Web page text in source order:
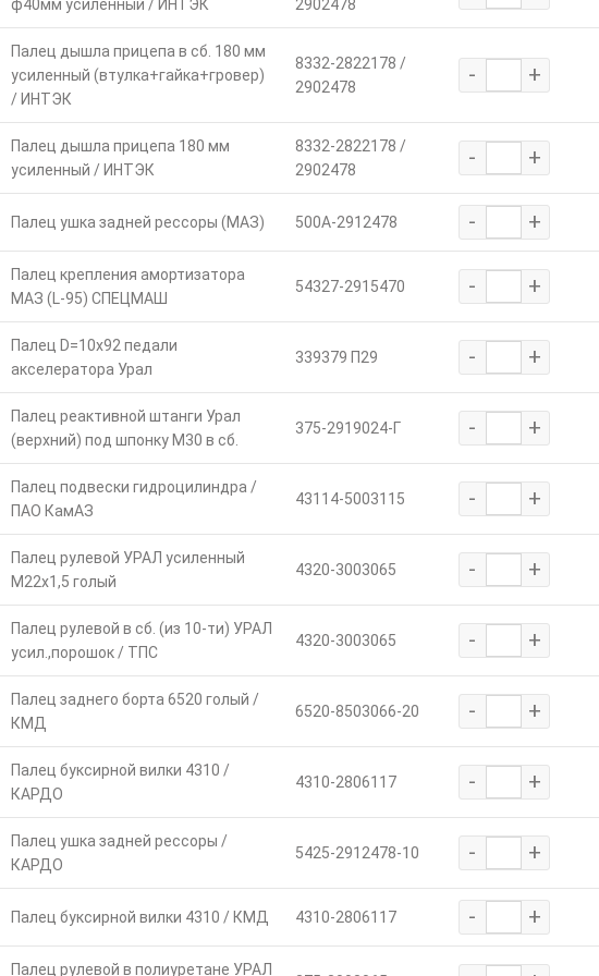
ф40мм усиленный / ИНТЭК 2902478
Палец дышла прицепа в сб. 180 мм
усиленный (втулка+гайка+гровер)
/ ИНТЭК
8332-2822178 /
2902478
- +
Палец дышла прицепа 180 мм
усиленный / ИНТЭК
8332-2822178 /
2902478
- +
Палец ушка задней рессоры (МАЗ) 500А-2912478 - +
Палец крепления амортизатора
МАЗ (L-95) СПЕЦМАШ
54327-2915470 - +
Палец D=10х92 педали
акселератора Урал
339379 П29 - +
Палец реактивной штанги Урал
(верхний) под шпонку М30 в сб.
375-2919024-Г - +
Палец подвески гидроцилиндра /
ПАО КамАЗ
43114-5003115 - +
Палец рулевой УРАЛ усиленный
М22х1,5 голый
4320-3003065 - +
Палец рулевой в сб. (из 10-ти) УРАЛ
усил.,порошок / ТПС
4320-3003065 - +
Палец заднего борта 6520 голый /
КМД
6520-8503066-20 - +
Палец буксирной вилки 4310 /
КАРДО
4310-2806117 - +
Палец ушка задней рессоры /
КАРДО
5425-2912478-10 - +
Палец буксирной вилки 4310 / КМД 4310-2806117 - +
Палец рулевой в полиуретане УРАЛ